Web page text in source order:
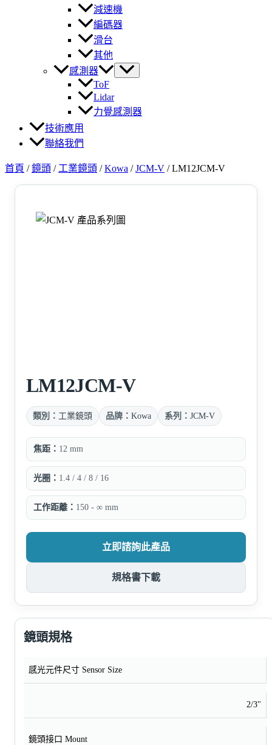
減速機
編碼器
滑台
其他
感測器
ToF
Lidar
力覺感測器
技術應用
聯絡我們
首頁 /鏡頭 / 工業鏡頭 /Kowa /JCM-V /LM12JCM-V
LM12JCM-V
類別： 工業鏡頭 品牌： Kowa 系列： JCM-V
焦距： 12 mm
光圈： 1.4 / 4 / 8 / 16
工作距離： 150 - ∞ mm
立即諮詢此產品
規格書下載
鏡頭規格
感光元件尺寸 Sensor Size
2/3"
鏡頭接口 Mount